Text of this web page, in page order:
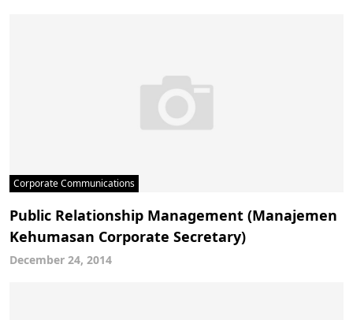
Corporate Communications
Public Relationship Management (Manajemen
Kehumasan Corporate Secretary)
December 24, 2014